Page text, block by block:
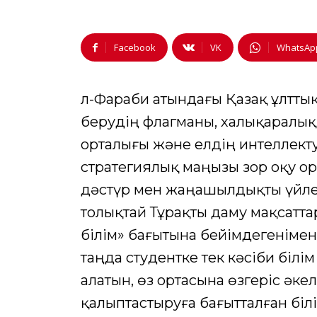
Facebook VK
Әл-Фараби атындағы Қазақ
берудің флагманы,
орталығы және елдің
стратегиялық маңызы зор оқу
дәстүр мен жаңашылдықты
толықтай Тұрақты даму
білім» бағытына
таңда студентке тек кәсіби
алатын, өз ортасына өзгеріс
қалыптастыруға бағытталған